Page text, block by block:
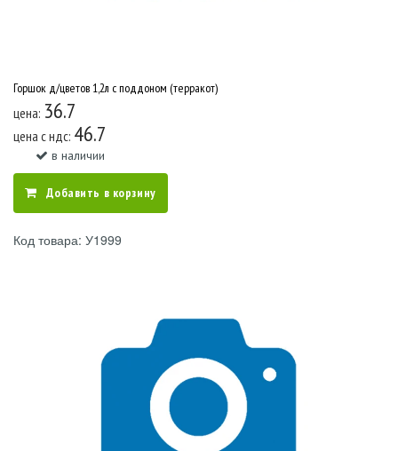
Горшок д/цветов 1,2л с поддоном (терракот)
цена: 36.7
цена c ндс: 46.7
в наличии
Добавить в корзину
Код товара: У1999